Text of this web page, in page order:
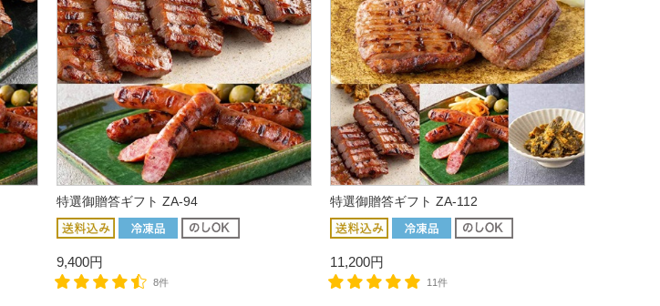
特選御贈答ギフト ZA-94
9,400円
8件
特選御贈答ギフト ZA-112
11,200円
11件